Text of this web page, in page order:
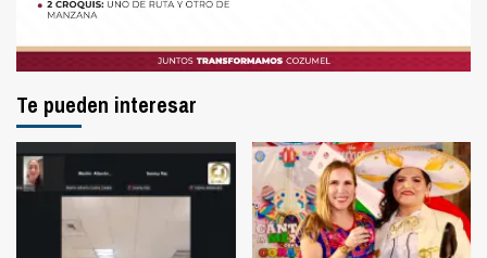
Te pueden interesar